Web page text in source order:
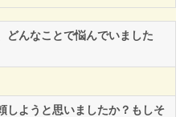
どんなことで悩んでいました
しようと思いましたか？もしそ